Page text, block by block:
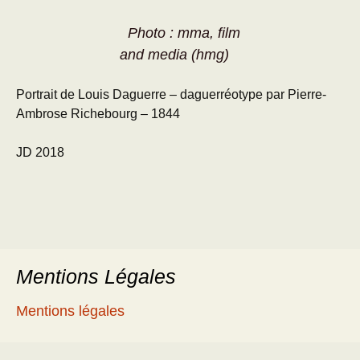
Photo : mma, film
and media (hmg)
Portrait de Louis Daguerre – daguerréotype par Pierre-
Ambrose Richebourg – 1844
JD 2018
Mentions Légales
Mentions légales